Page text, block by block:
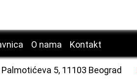
O nama Kontakt
Palmotićeva 5, 11103 Beograd